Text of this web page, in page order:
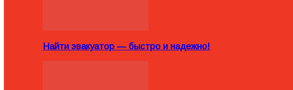
Найти эвакуатор — быстро и надежно!